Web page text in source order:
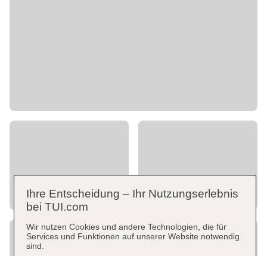
Ihre Entscheidung – Ihr Nutzungserlebnis
bei TUI.com
Wir nutzen Cookies und andere Technologien, die für
Services und Funktionen auf unserer Website notwendig
sind.